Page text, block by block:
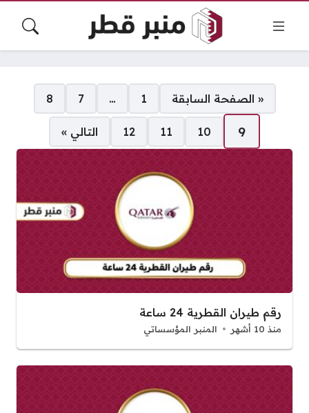
صفحات:
« الصفحة السابقة 1
…
7
8
9
10
11
12 التالي »
رقم طيران القطرية 24 ساعة
منذ 10 أشهر المنبر المؤسساتي